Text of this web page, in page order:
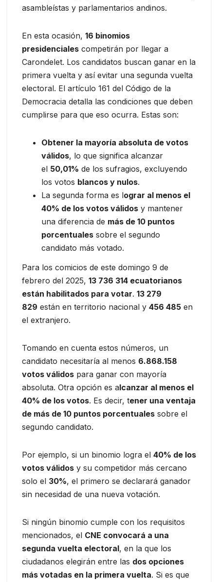
asambleístas y parlamentarios andinos.
En esta ocasión, 16 binomios
presidenciales competirán por llegar a
Carondelet. Los candidatos buscan ganar en la
primera vuelta y así evitar una segunda vuelta
electoral. El artículo 161 del Código de la
Democracia detalla las condiciones que deben
cumplirse para que eso ocurra. Estas son:
Obtener la mayoría absoluta de votos
válidos, lo que significa alcanzar
el 50,01% de los sufragios, excluyendo
los votos blancos y nulos.
La segunda forma es lograr al menos el
40% de los votos válidos y mantener
una diferencia de más de 10 puntos
porcentuales sobre el segundo
candidato más votado.
Para los comicios de este domingo 9 de
febrero del 2025, 13 736 314 ecuatorianos
están habilitados para votar. 13 279
829 están en territorio nacional y 456 485 en
el extranjero.
Tomando en cuenta estos números, un
candidato necesitaría al menos 6.868.158
votos válidos para ganar con mayoría
absoluta. Otra opción es alcanzar al menos el
40% de los votos. Es decir, tener una ventaja
de más de 10 puntos porcentuales sobre el
segundo candidato.
Por ejemplo, si un binomio logra el 40% de los
votos válidos y su competidor más cercano
solo el 30%, el primero se declarará ganador
sin necesidad de una nueva votación.
Si ningún binomio cumple con los requisitos
mencionados, el CNE convocará a una
segunda vuelta electoral, en la que los
ciudadanos elegirán entre las dos opciones
más votadas en la primera vuelta. Si es que